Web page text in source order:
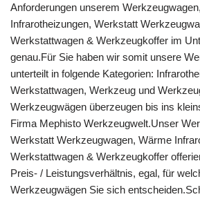
Anforderungen unserem
Infrarotheizungen, Werkstatt
Werkstattwagen & Werkzeugkoffer im
genau.Für Sie haben wir somit unsere
unterteilt in folgende Kategorien:
Werkstattwagen, Werkzeug und
Werkzeugwägen überzeugen bis ins
Firma Mephisto Werkzeugwelt.Unser
Werkstatt Werkzeugwagen, Wärme
Werkstattwagen & Werkzeugkoffer
Preis- / Leistungsverhältnis, egal, für
Werkzeugwägen Sie sich